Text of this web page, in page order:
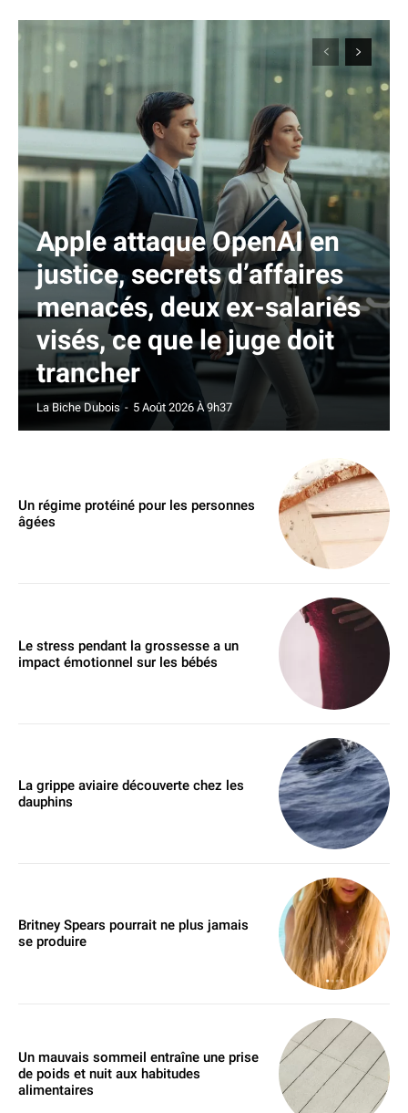
Apple attaque OpenAI en
justice, secrets d’affaires
menacés, deux ex-salariés
visés, ce que le juge doit
trancher
La Biche Dubois - 5 Août 2026 À 9h37
Un régime protéiné pour les personnes
âgées
Le stress pendant la grossesse a un
impact émotionnel sur les bébés
La grippe aviaire découverte chez les
dauphins
Britney Spears pourrait ne plus jamais
se produire
Un mauvais sommeil entraîne une prise
de poids et nuit aux habitudes
alimentaires